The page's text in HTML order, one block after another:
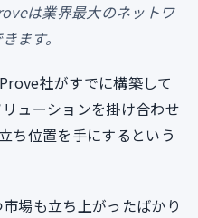
は業界最大のネットワ
ます。
社がすでに構築して
ューションを掛け合わせ
ち位置を手にするという
場も立ち上がったばかり